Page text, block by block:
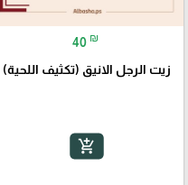
40 ₪
زيت الرجل الانيق (تكثيف اللحية)
add_shopping_cart